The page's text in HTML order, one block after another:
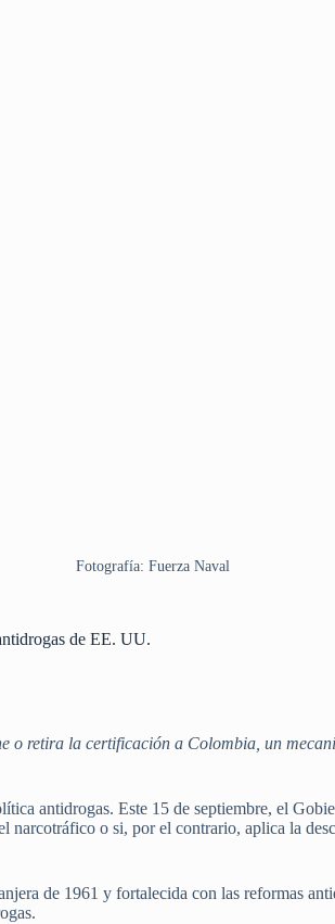
Fotografía: Fuerza Naval
de EE. UU.
o retira la certificación a Colombia, un
antidrogas. Este 15 de septiembre, el
o si, por el contrario, aplica la
de 1961 y fortalecida con las reformas